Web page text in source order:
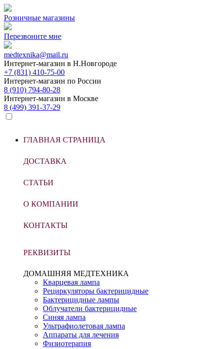
Розничные магазины
Перезвоните мне
medtexnika@mail.ru
Интернет-магазин в Н.Новгороде
+7 (831) 410-75-00
Интернет-магазин по России
8 (910) 794-80-28
Интернет-магазин в Москве
8 (499) 391-37-29
ГЛАВНАЯ СТРАНИЦА
ДОСТАВКА
СТАТЬИ
О КОМПАНИИ
КОНТАКТЫ
РЕКВИЗИТЫ
ДОМАШНЯЯ МЕДТЕХНИКА
Кварцевая лампа
Рециркуляторы бактерицидные
Бактерицидные лампы
Облучатели бактерицидные
Синяя лампа
Ультрафиолетовая лампа
Аппараты для лечения
Физиотерапия